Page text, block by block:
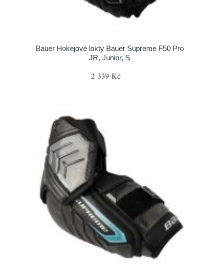
Bauer Hokejové lokty Bauer Supreme F50 Pro
JR, Junior, S
2 339 Kč